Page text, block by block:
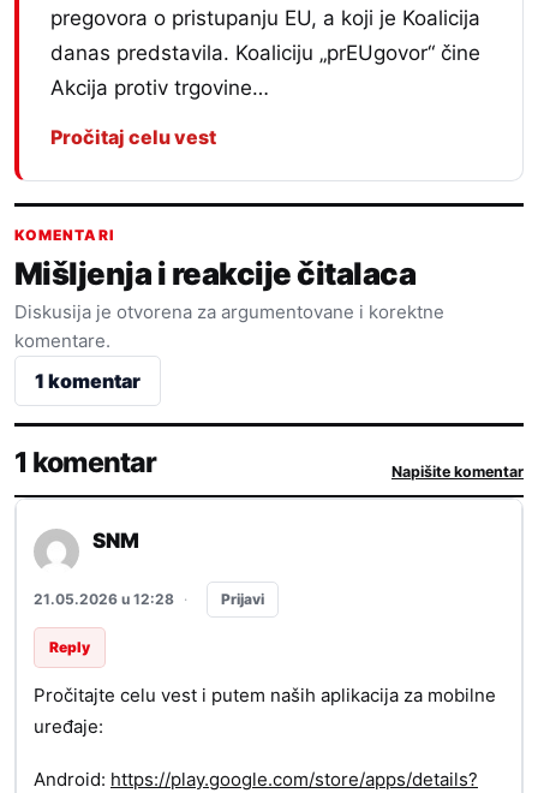
pregovora o pristupanju EU, a koji je Koalicija
danas predstavila. Koaliciju „prEUgovor“ čine
Akcija protiv trgovine…
Pročitaj celu vest
KOMENTARI
Mišljenja i reakcije čitalaca
Diskusija je otvorena za argumentovane i korektne
komentare.
1 komentar
1 komentar Napišite komentar
SNM
21.05.2026 u 12:28 · Prijavi
Reply
Pročitajte celu vest i putem naših aplikacija za mobilne
uređaje:
Android: https://play.google.com/store/apps/details?